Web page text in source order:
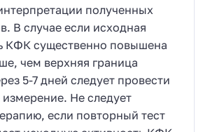
полученных
В случае если исходная
КФК существенно повышена
чем верхняя граница
5-7 дней следует провести
Не следует
если повторный тест